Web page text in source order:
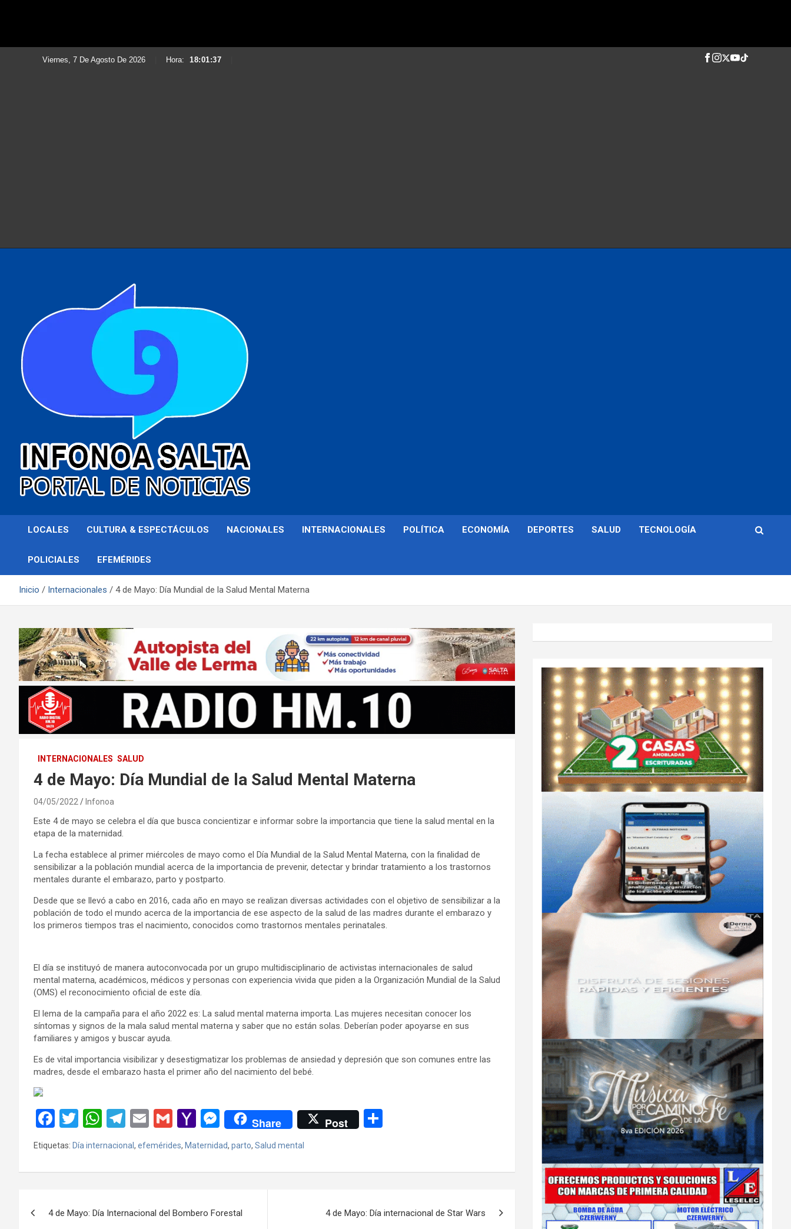
Viernes, 7 De Agosto De 2026 Hora: 18:01:39
Infonoa Salta
LOCALES CULTURA & ESPECTÁCULOS NACIONALES INTERNACIONALES POLÍTICA ECONOMÍA DEPORTES SALUD TECNOLOGÍA
POLICIALES EFEMÉRIDES
Inicio Internacionales 4 de Mayo: Día Mundial de la Salud Mental Materna
INTERNACIONALES SALUD
4 de Mayo: Día Mundial de la Salud Mental Materna
04/05/2022 Infonoa
Este 4 de mayo se celebra el día que busca concientizar e informar sobre la importancia que tiene la salud mental en la
etapa de la maternidad.
La fecha establece al primer miércoles de mayo como el Día Mundial de la Salud Mental Materna, con la finalidad de
sensibilizar a la población mundial acerca de la importancia de prevenir, detectar y brindar tratamiento a los trastornos
mentales durante el embarazo, parto y postparto.
Desde que se llevó a cabo en 2016, cada año en mayo se realizan diversas actividades con el objetivo de sensibilizar a la
población de todo el mundo acerca de la importancia de ese aspecto de la salud de las madres durante el embarazo y
los primeros tiempos tras el nacimiento, conocidos como trastornos mentales perinatales.
El día se instituyó de manera autoconvocada por un grupo multidisciplinario de activistas internacionales de salud
mental materna, académicos, médicos y personas con experiencia vivida que piden a la Organización Mundial de la Salud
(OMS) el reconocimiento oficial de este día.
El lema de la campaña para el año 2022 es: La salud mental materna importa. Las mujeres necesitan conocer los
síntomas y signos de la mala salud mental materna y saber que no están solas. Deberían poder apoyarse en sus
familiares y amigos y buscar ayuda.
Es de vital importancia visibilizar y desestigmatizar los problemas de ansiedad y depresión que son comunes entre las
madres, desde el embarazo hasta el primer año del nacimiento del bebé.
F
a
ce
b
o
T
wi
tt
er
W
at
s
p
T
el
e
gr
m
E
m
ail
G
m
ail
Y
a
h
o
M
M
es
se
n
er
Share Post
p
tir
Etiquetas: Día internacional, efemérides, Maternidad, parto, Salud mental
4 de Mayo: Día Internacional del Bombero Forestal 4 de Mayo: Día internacional de Star Wars